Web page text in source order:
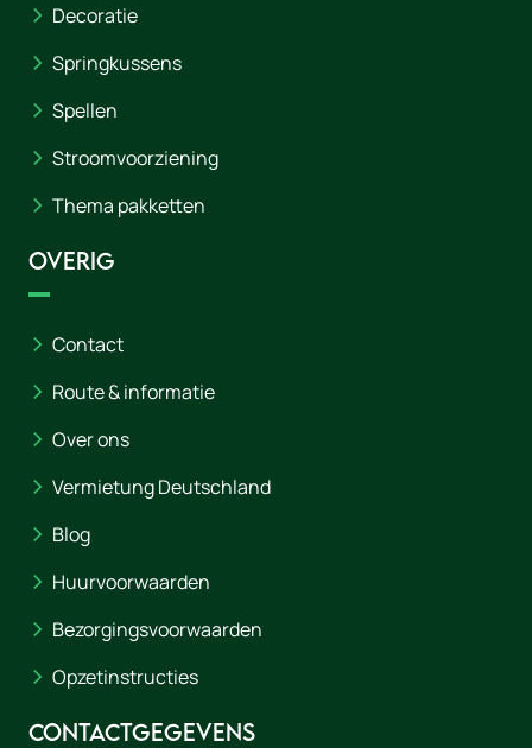
Decoratie
Springkussens
Spellen
Stroomvoorziening
Thema pakketten
Overig
Contact
Route & informatie
Over ons
Vermietung Deutschland
Blog
Huurvoorwaarden
Bezorgingsvoorwaarden
Opzetinstructies
Contactgegevens